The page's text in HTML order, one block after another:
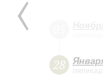
28 пятница